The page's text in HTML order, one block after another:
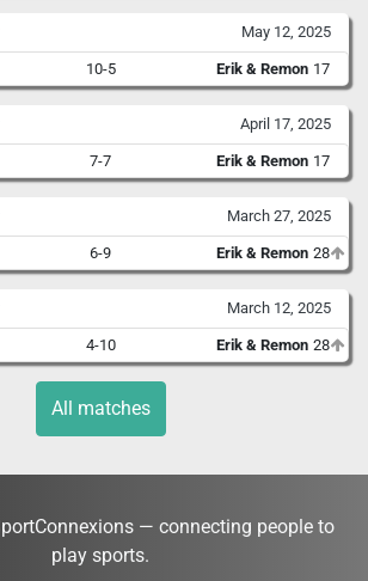
May 12, 2025
10-5 Erik & Remon 17
April 17, 2025
7-7 Erik & Remon 17
March 27, 2025
6-9 Erik & Remon 28
March 12, 2025
4-10 Erik & Remon 28
All matches
— connecting people to
play sports.